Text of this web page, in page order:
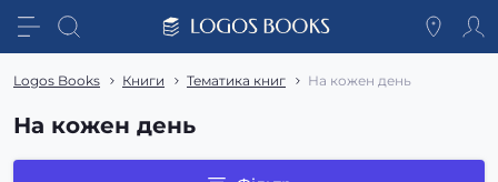
Logos Books Книги Тематика книг На кожен день
На кожен день